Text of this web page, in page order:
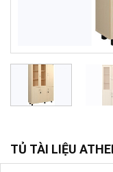
TỦ TÀI LIỆU